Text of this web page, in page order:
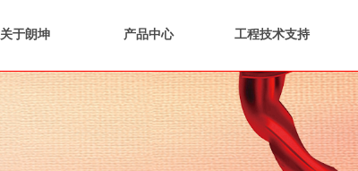
关于朗坤 产品中心 工程技术支持